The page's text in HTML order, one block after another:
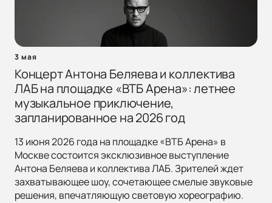
3 мая
Концерт Антона Беляева и коллектива
ЛАБ на площадке «ВТБ Арена»: летнее
музыкальное приключение,
запланированное на 2026 год
13 июня 2026 года на площадке «ВТБ Арена» в
Москве состоится эксклюзивное выступление
Антона Беляева и коллектива ЛАБ. Зрителей ждет
захватывающее шоу, сочетающее смелые звуковые
решения, впечатляющую световую хореографию.